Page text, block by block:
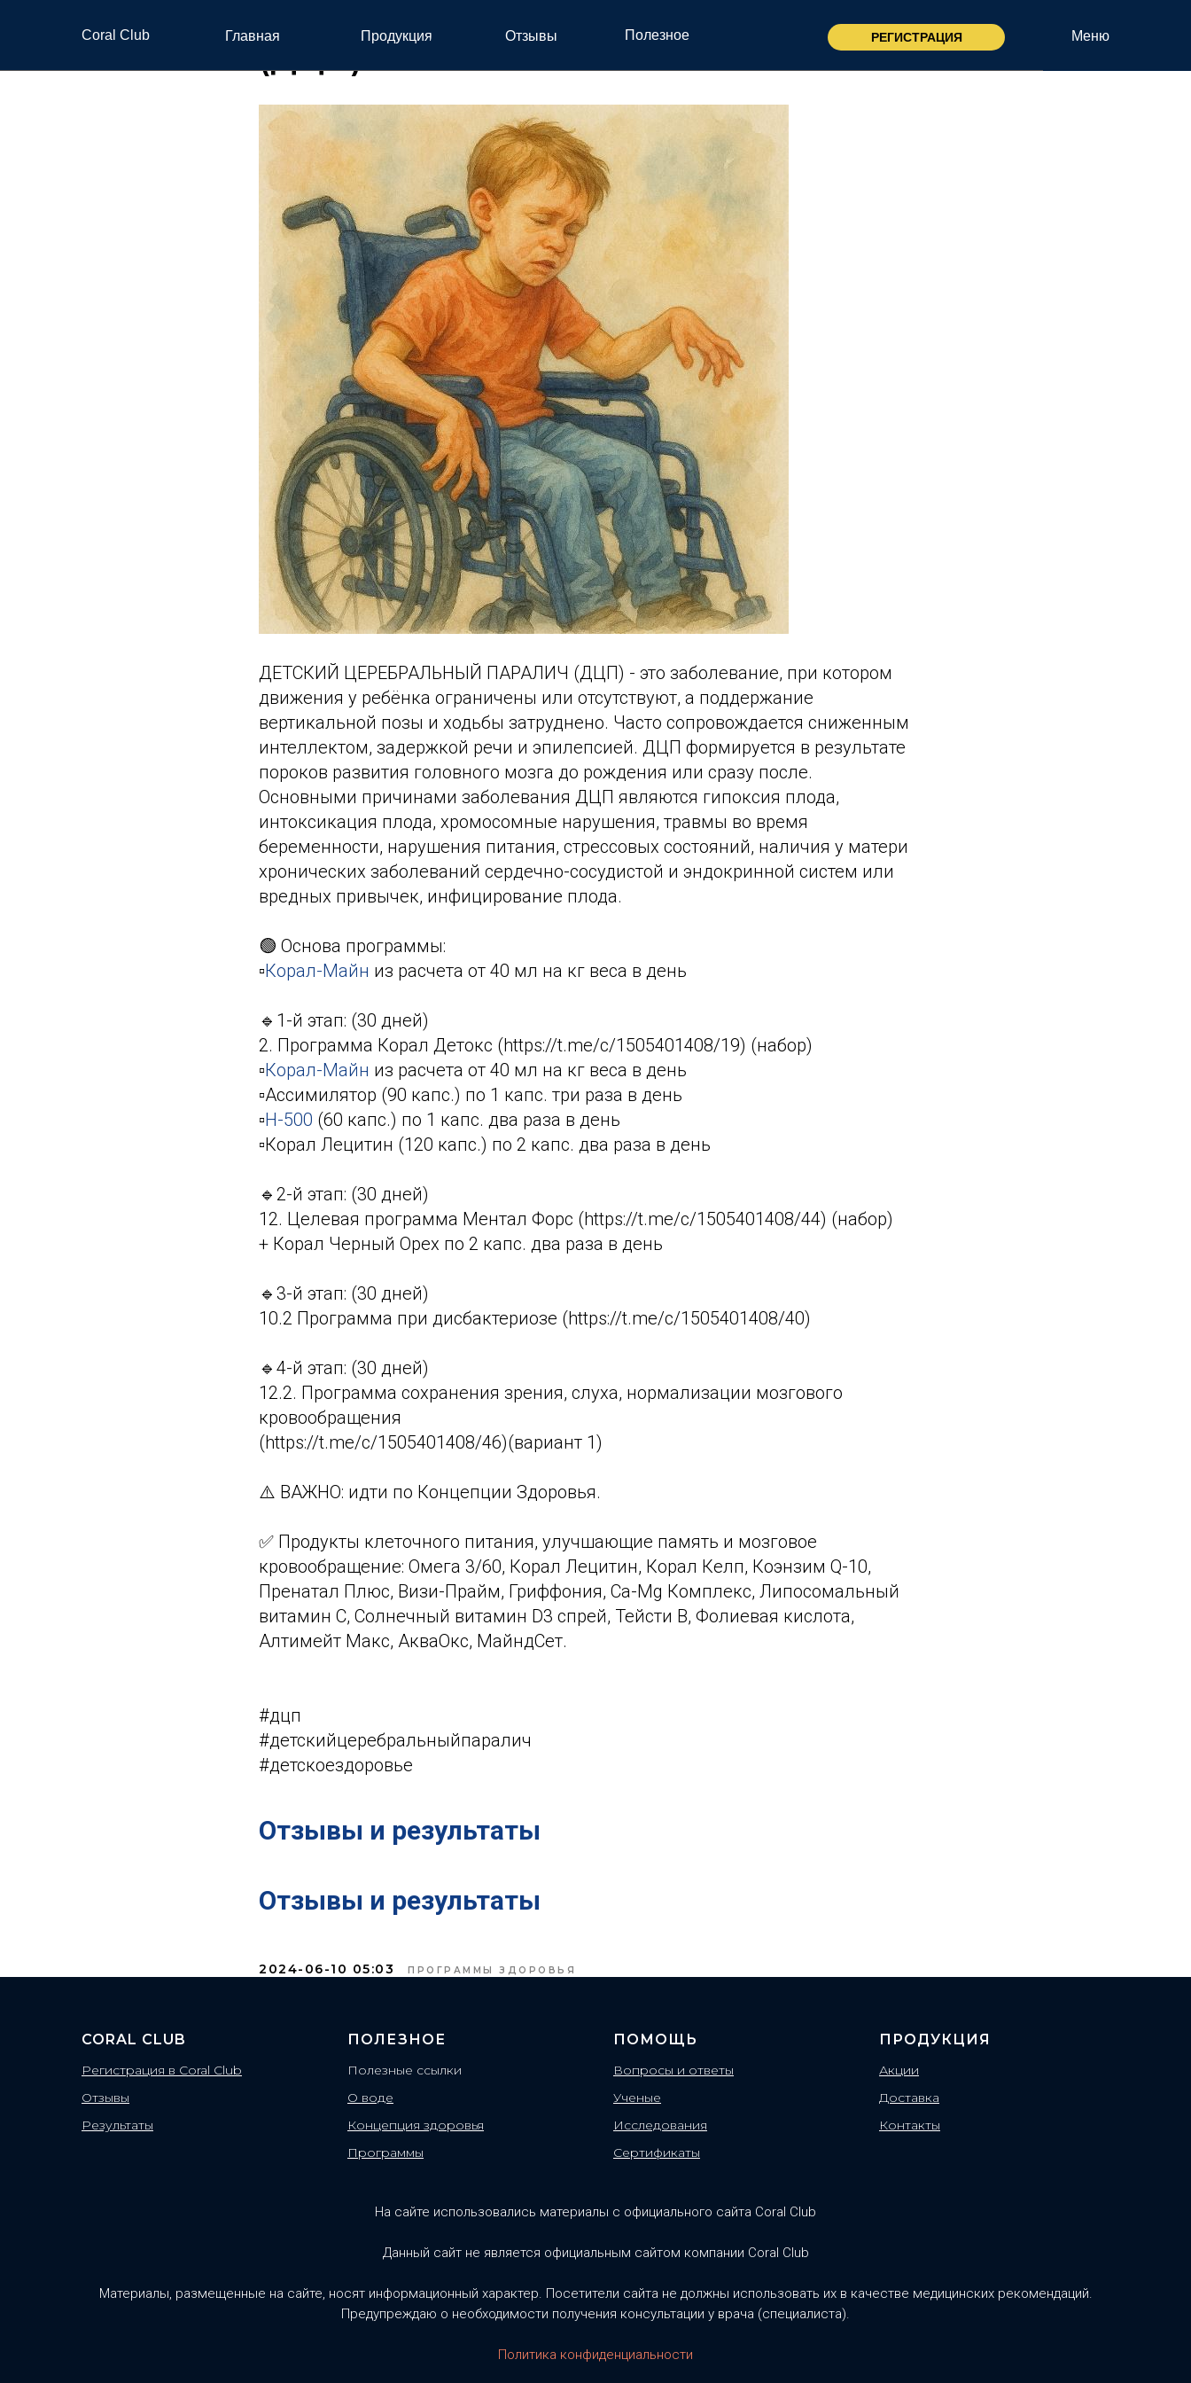
Coral Club Меню
Главная Продукция Отзывы Полезное РЕГИСТРАЦИЯ
ДЕТСКИЙ ЦЕРЕБРАЛЬНЫЙ ПАРАЛИЧ
ДЕТСКИЙ ЦЕРЕБРАЛЬНЫЙ ПАРАЛИЧ (ДЦП) - это заболевание, при котором
движения у ребёнка ограничены или отсутствуют, а поддержание
вертикальной позы и ходьбы затруднено. Часто сопровождается сниженным
интеллектом, задержкой речи и эпилепсией. ДЦП формируется в результате
пороков развития головного мозга до рождения или сразу после.
Основными причинами заболевания ДЦП являются гипоксия плода,
интоксикация плода, хромосомные нарушения, травмы во время
беременности, нарушения питания, стрессовых состояний, наличия у матери
хронических заболеваний сердечно-сосудистой и эндокринной систем или
вредных привычек, инфицирование плода.
🟢 Основа программы:
▫️Корал-Майн из расчета от 40 мл на кг веса в день
🔹1-й этап: (30 дней)
2. Программа Корал Детокс (https://t.me/c/1505401408/19) (набор)
▫️Корал-Майн из расчета от 40 мл на кг веса в день
▫️Ассимилятор (90 капс.) по 1 капс. три раза в день
▫️Н-500 (60 капс.) по 1 капс. два раза в день
▫️Корал Лецитин (120 капс.) по 2 капс. два раза в день
🔹2-й этап: (30 дней)
12. Целевая программа Ментал Форс (https://t.me/c/1505401408/44) (набор)
+ Корал Черный Орех по 2 капс. два раза в день
🔹3-й этап: (30 дней)
10.2 Программа при дисбактериозе (https://t.me/c/1505401408/40)
🔹4-й этап: (30 дней)
12.2. Программа сохранения зрения, слуха, нормализации мозгового
кровообращения
(https://t.me/c/1505401408/46)(вариант 1)
⚠️ ВАЖНО: идти по Концепции Здоровья.
✅ Продукты клеточного питания, улучшающие память и мозговое
кровообращение: Омега 3/60, Корал Лецитин, Корал Келп, Коэнзим Q-10,
Пренатал Плюс, Визи-Прайм, Гриффония, Ca-Mg Комплекс, Липосомальный
витамин С, Солнечный витамин D3 спрей, Тейсти В, Фолиевая кислота,
Алтимейт Макс, АкваОкс, МайндСет.
#дцп
#детскийцеребральныйпаралич
#детскоездоровье
Отзывы и результаты
Отзывы и результаты
2024-06-10 05:03 ПРОГРАММЫ ЗДОРОВЬЯ
CORAL CLUB
Регистрация в Coral Club
Отзывы
Результаты
ПОЛЕЗНОЕ
Полезные ссылки
О воде
Концепция здоровья
Программы
ПОМОЩЬ
Вопросы и ответы
Ученые
Исследования
Сертификаты
ПРОДУКЦИЯ
Акции
Доставка
Контакты
На сайте использовались материалы с официального сайта Coral Club
Данный сайт не является официальным сайтом компании Coral Club
Материалы, размещенные на сайте, носят информационный характер. Посетители сайта не должны использовать их в качестве медицинских рекомендаций.
Предупреждаю о необходимости получения консультации у врача (специалиста).
Политика конфиденциальности